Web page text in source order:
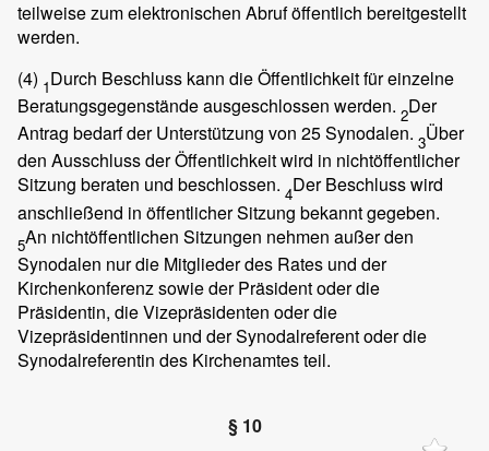
teilweise zum elektronischen Abruf öffentlich bereitgestellt
werden.
(4) 1Durch Beschluss kann die Öffentlichkeit für einzelne
Beratungsgegenstände ausgeschlossen werden. 2Der
Antrag bedarf der Unterstützung von 25 Synodalen. 3Über
den Ausschluss der Öffentlichkeit wird in nichtöffentlicher
Sitzung beraten und beschlossen. 4Der Beschluss wird
anschließend in öffentlicher Sitzung bekannt gegeben.
5An nichtöffentlichen Sitzungen nehmen außer den
Synodalen nur die Mitglieder des Rates und der
Kirchenkonferenz sowie der Präsident oder die
Präsidentin, die Vizepräsidenten oder die
Vizepräsidentinnen und der Synodalreferent oder die
Synodalreferentin des Kirchenamtes teil.
§ 10